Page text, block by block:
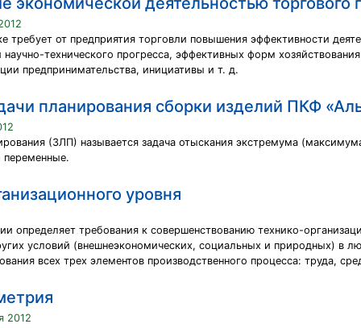
требует от предприятия торговли повышения эффективности
технического прогресса, эффективных форм
предпринимательства, инициативы и т. д.
планирования сборки изделий ПКФ
(ЗЛП) называется задача отыскания экстремума
переменные.
уровня
определяет требования к совершенствованию технико-
условий (внешнеэкономических, социальных и природных) в
всех трех элементов производственного процесса: труда,
2012